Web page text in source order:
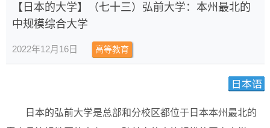
【日本的大学】（七十三）弘前大学：本州最北的
中规模综合大学
2022年12月16日 高等教育
日本的弘前大学是总部和分校区都位于日本本州最北的